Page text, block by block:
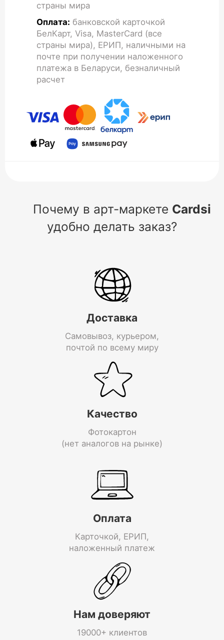
страны мира
Оплата: банковской карточкой
БелКарт, Visa, MasterCard (все
страны мира), ЕРИП, наличными на
почте при получении наложенного
платежа в Беларуси, безналичный
расчет
Почему в арт-маркете Cardsi
удобно делать заказ?
Доставка
Самовывоз, курьером,
почтой по всему миру
Качество
Фотокартон
(нет аналогов на рынке)
Оплата
Карточкой, ЕРИП,
наложенный платеж
Нам доверяют
19000+ клиентов